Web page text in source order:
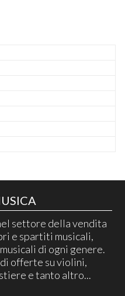
settore della vendita
e spartiti musicali,
di ogni genere.
offerte su violini,
e tanto altro...